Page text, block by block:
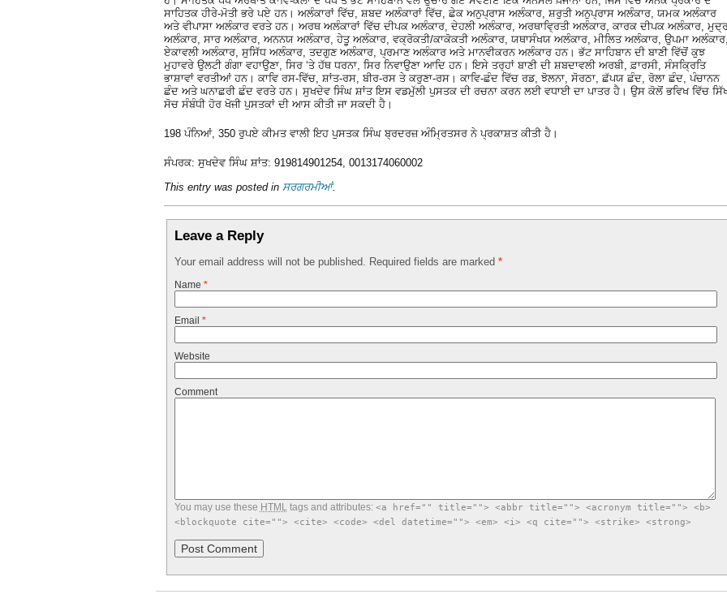
ਸਾਹਿਤਕ ਹੀਰੇ-ਮੋਤੀ ਭਰੇ ਪਏ ਹਨ। ਅਲੰਕਾਰਾਂ ਵਿੱਚ, ਸ਼ਬਦ ਅਲੰਕਾਰਾਂ ਵਿੱਚ, ਛੇਕ ਅਨੁਪ੍ਰਾਸ ਅਲੰਕਾਰ, ਸ਼ਰੁਤੀ ਅਨੁਪ੍ਰਾਸ ਅਲੰਕਾਰ, ਯਮਕ ਅਲੰਕਾਰ
ਅਤੇ ਵੀਪਾਸਾ ਅਲੰਕਾਰ ਵਰਤੇ ਹਨ। ਅਰਥ ਅਲੰਕਾਰਾਂ ਵਿੱਚ ਦੀਪਕ ਅਲੰਕਾਰ, ਦੇਹਲੀ ਅਲੰਕਾਰ, ਅਰਥਾਵਿ੍ਰਤੀ ਅਲੰਕਾਰ, ਕਾਰਕ ਦੀਪਕ ਅਲੰਕਾਰ,
ਅਲੰਕਾਰ, ਸਾਰ ਅਲੰਕਾਰ, ਅਨਨਯ ਅਲੰਕਾਰ, ਹੇਤੂ ਅਲੰਕਾਰ, ਵਕ੍ਰੋਕਤੀ/ਕਾਕੋਕਤੀ ਅਲੰਕਾਰ, ਯਥਾਸੰਖਯ ਅਲੰਕਾਰ, ਮੀਲਿਤ ਅਲੰਕਾਰ, ਉਪਮਾ ਅਲੰਕਾਰ,
ਏਕਾਵਲੀ ਅਲੰਕਾਰ, ਸੁਸਿੱਧ ਅਲੰਕਾਰ, ਤਦਗੁਣ ਅਲੰਕਾਰ, ਪ੍ਰਮਾਣ ਅਲੰਕਾਰ ਅਤੇ ਮਾਨਵੀਕਰਨ ਅਲੰਕਾਰ ਹਨ। ਭੱਟ ਸਾਹਿਬਾਨ ਦੀ ਬਾਣੀ ਵਿੱਚੋਂ ਕੁਝ
ਮੁਹਾਵਰੇ ਉਲਟੀ ਗੰਗਾ ਵਹਾਉਣਾ, ਸਿਰ ‘ਤੇ ਹੱਥ ਧਰਨਾ, ਸਿਰ ਨਿਵਾਉਣਾ ਆਦਿ ਹਨ। ਇਸੇ ਤਰ੍ਹਾਂ ਬਾਣੀ ਦੀ ਸ਼ਬਦਾਵਲੀ ਅਰਬੀ, ਫ਼ਾਰਸੀ, ਸੰਸਕ੍ਰਿਤਿ
ਭਾਸ਼ਾਵਾਂ ਵਰਤੀਆਂ ਹਨ। ਕਾਵਿ ਰਸ-ਵਿੱਚ, ਸ਼ਾਂਤ-ਰਸ, ਬੀਰ-ਰਸ ਤੇ ਕਰੁਣਾ-ਰਸ। ਕਾਵਿ-ਛੰਦ ਵਿੱਚ ਰਡ, ਝੋਲਨਾ, ਸੋਰਠਾ, ਛੱਪਯ ਛੰਦ, ਰੋਲਾ ਛੰਦ, ਪੰਚਾਨਨ
ਛੰਦ ਅਤੇ ਘਨਾਛਰੀ ਛੰਦ ਵਰਤੇ ਹਨ। ਸੁਖਦੇਵ ਸਿੰਘ ਸ਼ਾਂਤ ਇਸ ਵਡਮੁੱਲੀ ਪੁਸਤਕ ਦੀ ਰਚਨਾ ਕਰਨ ਲਈ ਵਧਾਈ ਦਾ ਪਾਤਰ ਹੈ। ਉਸ ਕੋਲੋਂ ਭਵਿਖ ਵਿੱਚ
ਸੋਚ ਸੰਬੰਧੀ ਹੋਰ ਖੋਜੀ ਪੁਸਤਕਾਂ ਦੀ ਆਸ ਕੀਤੀ ਜਾ ਸਕਦੀ ਹੈ।
198 ਪੰਨਿਆਂ, 350 ਰੁਪਏ ਕੀਮਤ ਵਾਲੀ ਇਹ ਪੁਸਤਕ ਸਿੰਘ ਬ੍ਰਦਰਜ਼ ਅੰਮ੍ਰਿਤਸਰ ਨੇ ਪ੍ਰਕਾਸ਼ਤ ਕੀਤੀ ਹੈ।
ਸੰਪਰਕ: ਸੁਖਦੇਵ ਸਿੰਘ ਸ਼ਾਂਤ: 919814901254, 0013174060002
This entry was posted in ਸਰਗਰਮੀਆਂ.
Leave a Reply
Your email address will not be published. Required fields are marked *
Name *
Email *
Website
Comment
You may use these HTMLtags and attributes: <a href="" title=""> <abbr title=""> <acronym title=""> <b>
<blockquote cite=""> <cite> <code> <del datetime=""> <em> <i> <q cite=""> <strike> <strong>